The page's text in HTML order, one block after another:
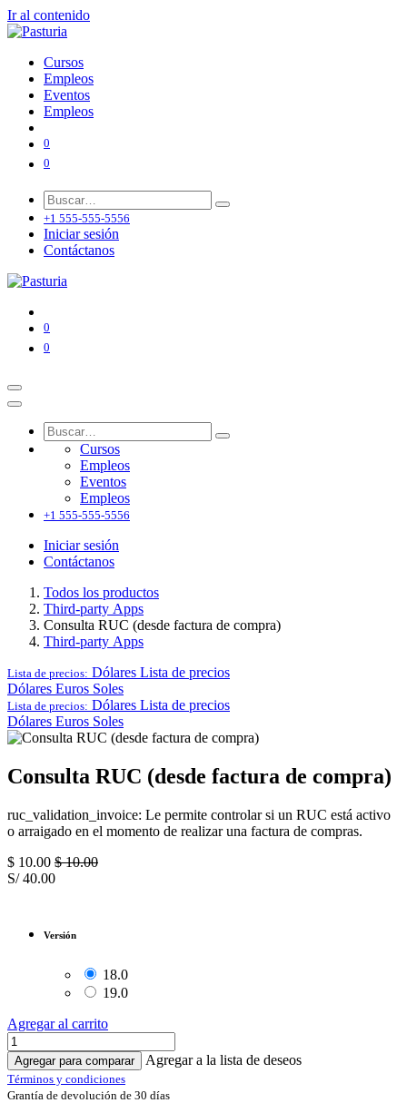
Ir al contenido
Cursos
Empleos
Eventos
Empleos
0
0
+1 555-555-5556
Iniciar sesión
Contáctanos
0
0
Cursos
Empleos
Eventos
Empleos
+1 555-555-5556
Iniciar sesión
Contáctanos
Todos los productos
Third-party Apps
Consulta RUC (desde factura de compra)
Third-party Apps
Lista de precios: Dólares Lista de precios
Dólares Euros Soles
Lista de precios: Dólares Lista de precios
Dólares Euros Soles
Consulta RUC (desde factura de compra)
ruc_validation_invoice: Le permite controlar si un RUC está activo
o arraigado en el momento de realizar una factura de compras.
$ 10.00 $10.00
S/40.00
Versión
18.0
19.0
Agregar al carrito
Agregar para comparar Agregar a la lista de deseos
Términos y condiciones
Grantía de devolución de 30 días